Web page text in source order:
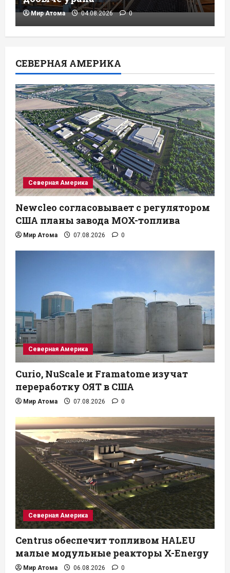
Мир Атома 04.08.2026 0
СЕВЕРНАЯ АМЕРИКА
Северная Америка
Newcleo согласовывает с регулятором
США планы завода MOX-топлива
Мир Атома 07.08.2026 0
Северная Америка
Curio, NuScale и Framatome изучат
переработку ОЯТ в США
Мир Атома 07.08.2026 0
Северная Америка
Centrus обеспечит топливом HALEU
малые модульные реакторы X-Energy
Мир Атома 06.08.2026 0